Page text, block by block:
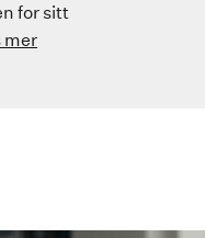
for sitt
mer